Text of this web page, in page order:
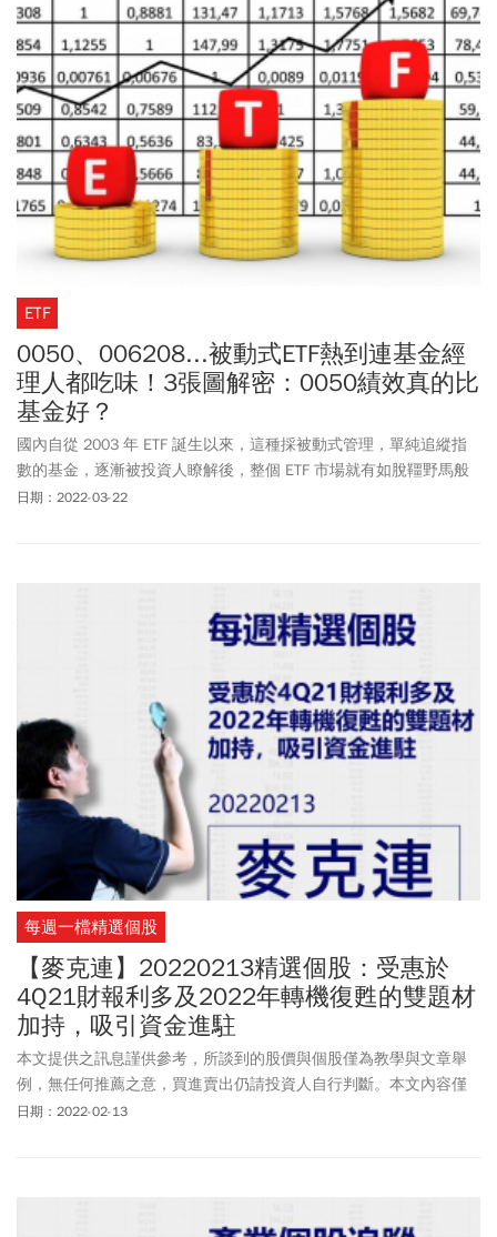
ETF
0050、006208...被動式ETF熱到連基金經
理人都吃味！3張圖解密：0050績效真的比
基金好？
國內自從 2003 年 ETF 誕生以來，這種採被動式管理，單純追縱指
數的基金，逐漸被投資人瞭解後，整個 ETF 市場就有如脫韁野馬般
呈現爆炸性的成長。近期，2019 年是國內被動式 ETF 發行的最高
日期：2022-03-22
每週一檔精選個股
【麥克連】20220213精選個股：受惠於
4Q21財報利多及2022年轉機復甦的雙題材
加持，吸引資金進駐
本文提供之訊息謹供參考，所談到的股價與個股僅為教學與文章舉
例，無任何推薦之意，買進賣出仍請投資人自行判斷。本文內容僅
供訂閱戶本人使用，非經授權嚴禁任何翻印、轉載，或以任何型態
日期：2022-02-13